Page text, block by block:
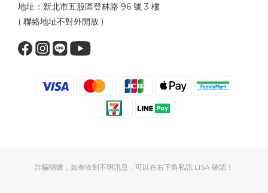
地址：新北市五股區登林路 96 號 3 樓
( 聯絡地址不對外開放 )
詐騙猖獗，如有收到不明訊息，可以在右下角私訊 LISA 確認！